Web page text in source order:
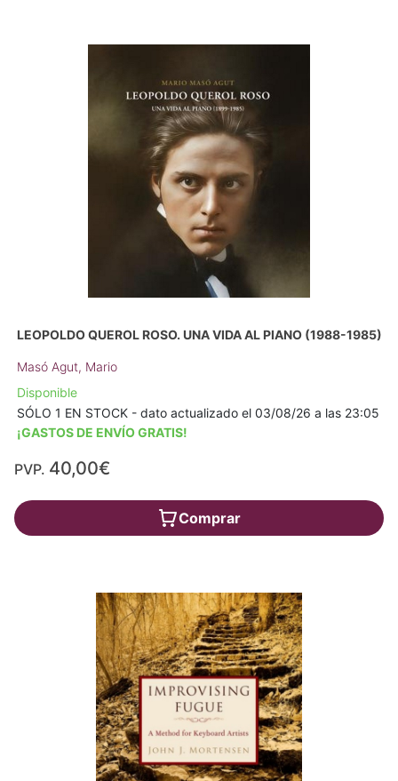
LEOPOLDO QUEROL ROSO. UNA VIDA AL PIANO (1988-1985)
Masó Agut, Mario
Disponible
SÓLO 1 EN STOCK - dato actualizado el 03/08/26 a las 23:05
¡GASTOS DE ENVÍO GRATIS!
PVP. 40,00€
Comprar